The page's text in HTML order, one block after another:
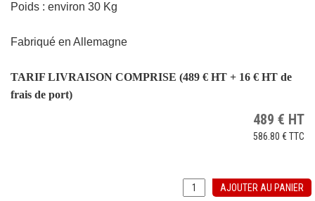
Poids : environ 30 Kg
Fabriqué en Allemagne
TARIF LIVRAISON COMPRISE (489 € HT + 16 € HT de
frais de port)
489 € HT
586.80 €TTC
AJOUTER AU PANIER